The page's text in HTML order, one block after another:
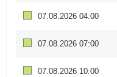
07.08.2026 04:00
07.08.2026 07:00
07.08.2026 10:00